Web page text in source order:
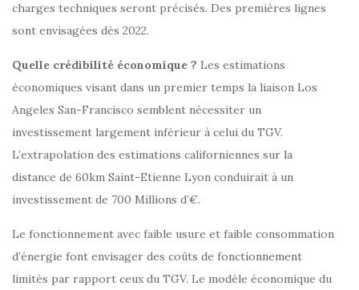
charges techniques seront précisés. Des premières lignes
sont envisagées dès 2022.
Quelle crédibilité économique ? Les estimations
économiques visant dans un premier temps la liaison Los
Angeles San-Francisco semblent nécessiter un
investissement largement inférieur à celui du TGV.
L’extrapolation des estimations californiennes sur la
distance de 60km Saint-Etienne Lyon conduirait à un
investissement de 700 Millions d’€.
Le fonctionnement avec faible usure et faible consommation
d’énergie font envisager des coûts de fonctionnement
limités par rapport ceux du TGV. Le modèle économique du